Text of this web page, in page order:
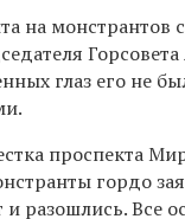
на монстрантов
глаз его не
проспекта
гордо
разошлись. Все